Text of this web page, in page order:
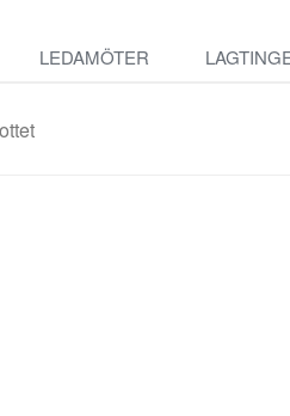
LEDAMÖTER